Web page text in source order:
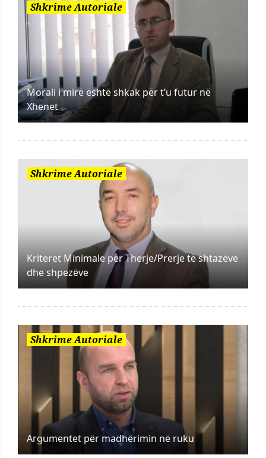
Shkrime Autoriale
Morali i mirë është shkak për t’u futur në
Xhenet
Shkrime Autoriale
Kriteret Minimale për Therje/Prerje të shtazëve
dhe shpezëve
Shkrime Autoriale
Argumentet për madhërimin në ruku